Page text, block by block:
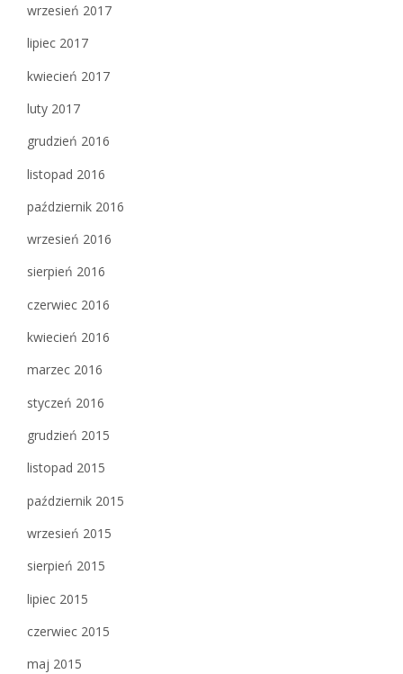
wrzesień 2017
lipiec 2017
kwiecień 2017
luty 2017
grudzień 2016
listopad 2016
październik 2016
wrzesień 2016
sierpień 2016
czerwiec 2016
kwiecień 2016
marzec 2016
styczeń 2016
grudzień 2015
listopad 2015
październik 2015
wrzesień 2015
sierpień 2015
lipiec 2015
czerwiec 2015
maj 2015